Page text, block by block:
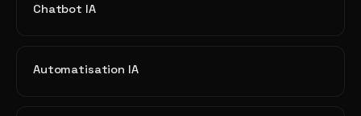
Chatbot IA
Automatisation IA